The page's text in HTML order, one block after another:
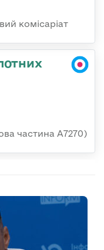
комісаріат
частина А7270)